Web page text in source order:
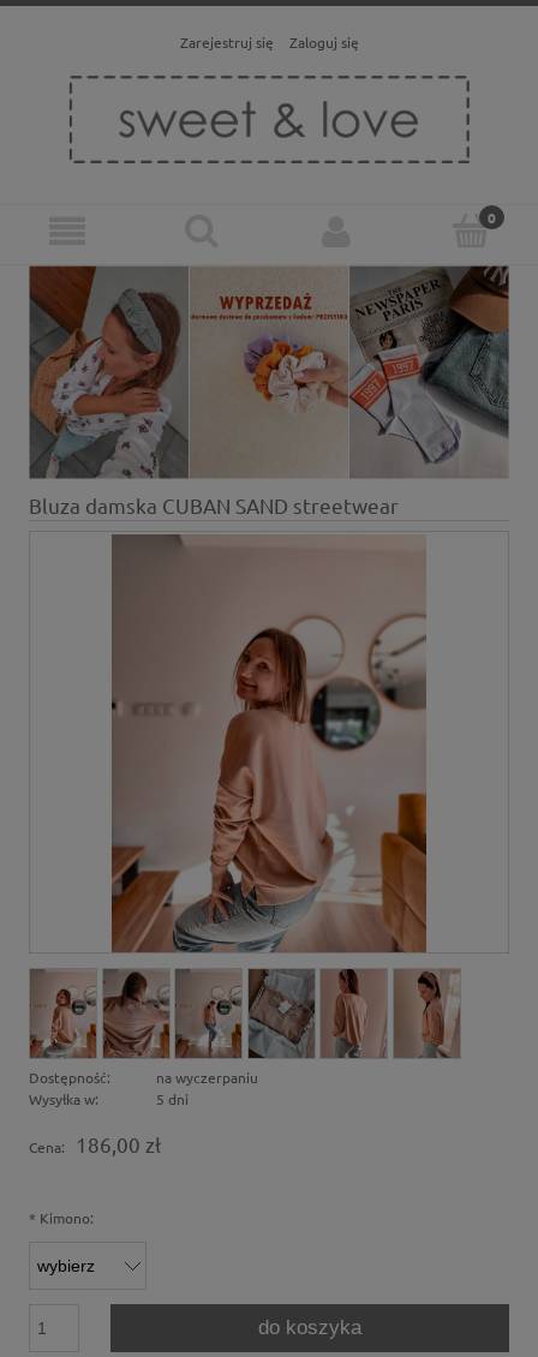
Zarejestruj się Zaloguj się
Bluza damska CUBAN SAND streetwear
Dostępność:
na wyczerpaniu
Wysyłka w:
5 dni
Cena: 186,00 zł
* Kimono:
do koszyka